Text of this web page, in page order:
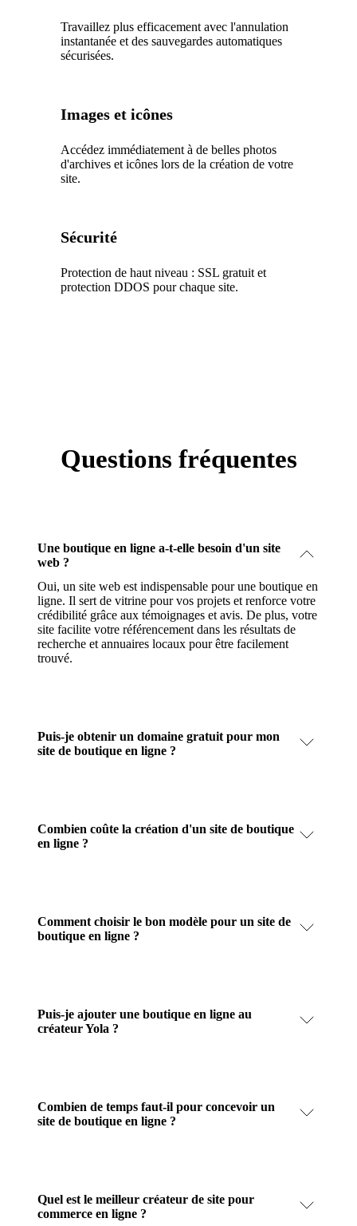
Travaillez plus efficacement avec l'annulation
instantanée et des sauvegardes automatiques
sécurisées.
Images et icônes
Accédez immédiatement à de belles photos
d'archives et icônes lors de la création de votre
site.
Sécurité
Protection de haut niveau : SSL gratuit et
protection DDOS pour chaque site.
Questions fréquentes
Une boutique en ligne a-t-elle besoin d'un site
web ?
Oui, un site web est indispensable pour une boutique en
ligne. Il sert de vitrine pour vos projets et renforce votre
crédibilité grâce aux témoignages et avis. De plus, votre
site facilite votre référencement dans les résultats de
recherche et annuaires locaux pour être facilement
trouvé.
Puis-je obtenir un domaine gratuit pour mon
site de boutique en ligne ?
Combien coûte la création d'un site de boutique
en ligne ?
Comment choisir le bon modèle pour un site de
boutique en ligne ?
Puis-je ajouter une boutique en ligne au
créateur Yola ?
Combien de temps faut-il pour concevoir un
site de boutique en ligne ?
Quel est le meilleur créateur de site pour
commerce en ligne ?